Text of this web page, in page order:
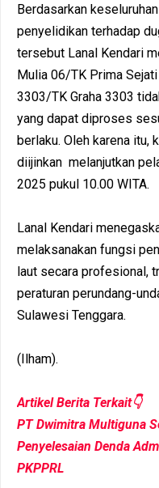
Berdasarkan
penyelidikan terhadap
tersebut Lanal Kendari
Mulia 06/TK Prima
3303/TK Graha 3303
yang dapat diproses
berlaku. Oleh karena itu,
diijinkan melanjutkan
2025 pukul 10.00 WITA.
Lanal Kendari
melaksanakan fungsi
laut secara profesional,
peraturan perundang-
Sulawesi Tenggara.
(Ilham).
Artikel Berita Terkait👇
PT Dwimitra Multiguna
Penyelesaian Denda
PKPPRL